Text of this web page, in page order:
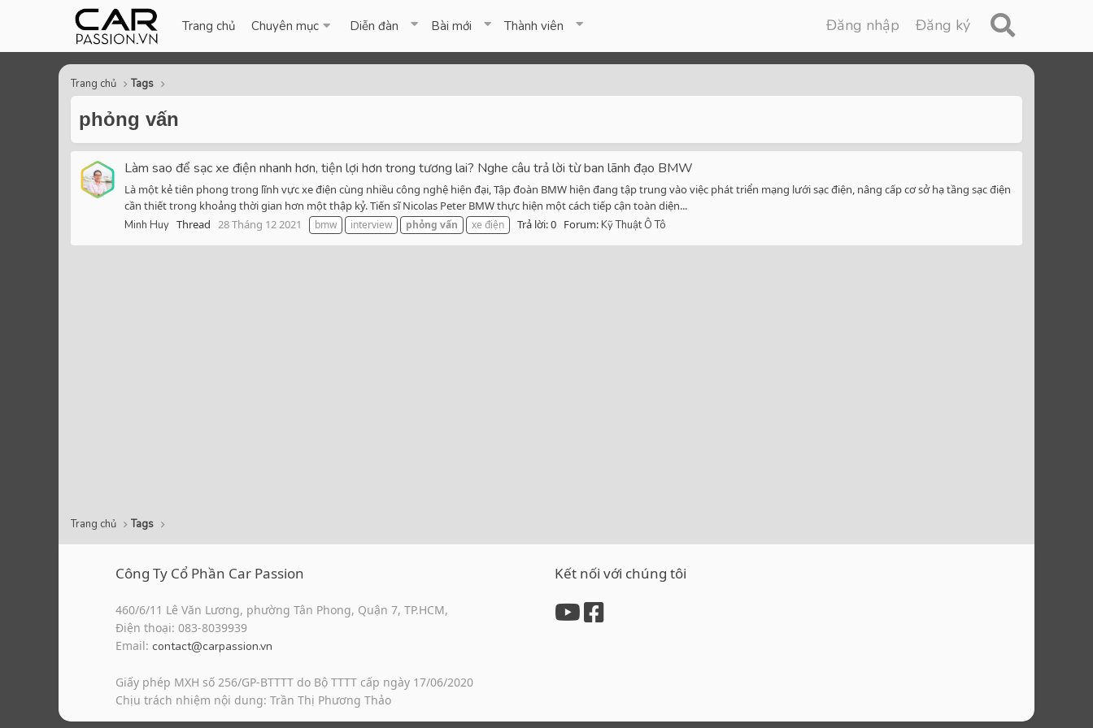
Trang chủ Chuyên mục Diễn đàn Bài mới Thành viên Đăng nhập Đăng ký
Trang chủ Tags
phỏng vấn
Làm sao để sạc xe điện nhanh hơn, tiện lợi hơn trong tương lai? Nghe câu trả lời từ ban lãnh đạo BMW
Là một kẻ tiên phong trong lĩnh vực xe điện cùng nhiều công nghệ hiện đại, Tập đoàn BMW hiện đang tập trung vào việc phát triển mạng lưới sạc điện, nâng cấp cơ sở hạ tầng sạc điện
cần thiết trong khoảng thời gian hơn một thập kỷ. Tiến sĩ Nicolas Peter BMW thực hiện một cách tiếp cận toàn diện...
Minh Huy Thread 28 Tháng 12 2021 bmw interview phỏng vấn xe điện Trả lời: 0 Forum:Kỹ Thuật Ô Tô
Trang chủ Tags
Công Ty Cổ Phần Car Passion
460/6/11 Lê Văn Lương, phường Tân Phong, Quận 7, TP.HCM,
Điện thoại: 083-8039939
Email: contact@carpassion.vn
Giấy phép MXH số 256/GP-BTTTT do Bộ TTTT cấp ngày 17/06/2020
Chịu trách nhiệm nội dung: Trần Thị Phương Thảo
Kết nối với chúng tôi